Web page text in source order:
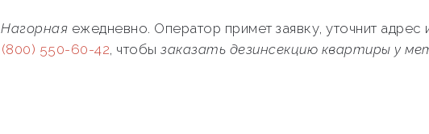
ежедневно. Оператор примет заявку, уточнит
550-60-42, чтобы заказать дезинсекцию квартиры у